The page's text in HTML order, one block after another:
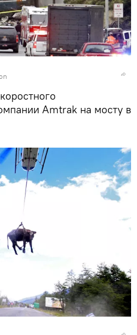
Amtrak на мосту в